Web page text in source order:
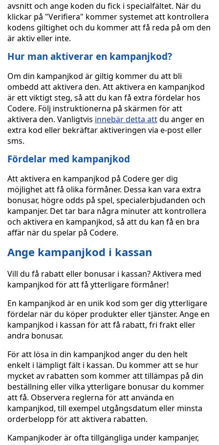
avsnitt och ange koden du fick i specialfältet. När du
klickar på "Verifiera" kommer systemet att kontrollera
kodens giltighet och du kommer att få reda på om den
är aktiv eller inte.
Hur man aktiverar en kampanjkod?
Om din kampanjkod är giltig kommer du att bli
ombedd att aktivera den. Att aktivera en kampanjkod
är ett viktigt steg, så att du kan få extra fördelar hos
Codere. Följ instruktionerna på skärmen för att
aktivera den. Vanligtvis innebär detta attdu anger en
extra kod eller bekräftar aktiveringen via e-post eller
sms.
Fördelar med kampanjkod
Att aktivera en kampanjkod på Codere ger dig
möjlighet att få olika förmåner. Dessa kan vara extra
bonusar, högre odds på spel, specialerbjudanden och
kampanjer. Det tar bara några minuter att kontrollera
och aktivera en kampanjkod, så att du kan få en bra
affär när du spelar på Codere.
Ange kampanjkod i kassan
Vill du få rabatt eller bonusar i kassan? Aktivera med
kampanjkod för att få ytterligare förmåner!
En kampanjkod är en unik kod som ger dig ytterligare
fördelar när du köper produkter eller tjänster. Ange en
kampanjkod i kassan för att få rabatt, fri frakt eller
andra bonusar.
För att lösa in din kampanjkod anger du den helt
enkelt i lämpligt fält i kassan. Du kommer att se hur
mycket av rabatten som kommer att tillämpas på din
beställning eller vilka ytterligare bonusar du kommer
att få. Observera reglerna för att använda en
kampanjkod, till exempel utgångsdatum eller minsta
orderbelopp för att aktivera rabatten.
Kampanjkoder är ofta tillgängliga under kampanjer,